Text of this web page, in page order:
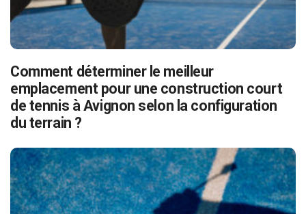
Comment déterminer le meilleur
emplacement pour une construction court
de tennis à Avignon selon la configuration
du terrain ?